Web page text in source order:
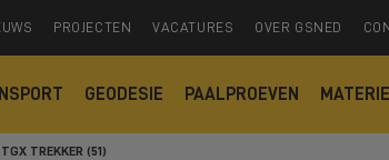
PROJECTEN VACATURES OVER GSNED
GEODESIE PAALPROEVEN
TREKKER (51)